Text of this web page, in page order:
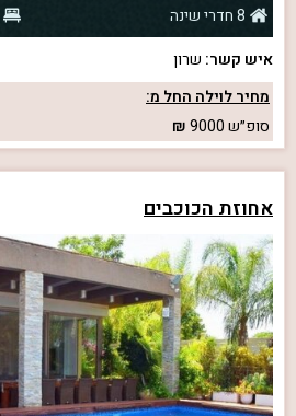
8 חדרי שינה
איש קשר: שרון
מחיר לוילה החל מ:
סופ״ש9000
אחוזת הכוכבים